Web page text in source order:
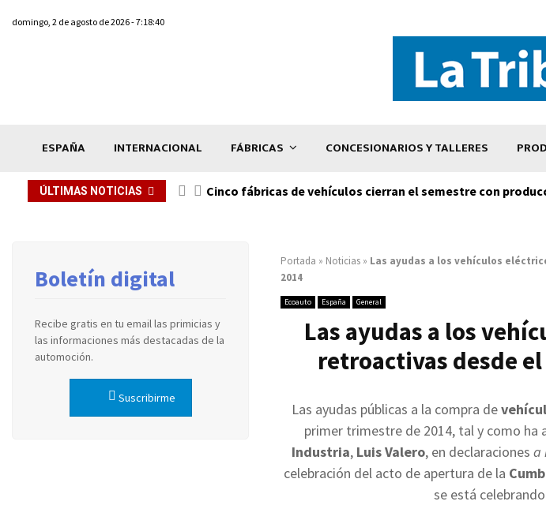
domingo, 2 de agosto de 2026 - 7:18:40
ESPAÑA INTERNACIONAL FÁBRICAS CONCESIONARIOS Y TALLERES
ÚLTIMAS NOTICIAS Cinco fábricas de vehículos cierran el semestre con
Portada » Noticias » Las ayudas a los vehículos
2014
Ecoauto España General
Las ayudas a los
retroactivas desde el
Las ayudas públicas a la compra de
primer trimestre de 2014, tal y como ha
Industria, Luis Valero, en declaraciones a
celebración del acto de apertura de la
se está
Boletín digital
Recibe gratis en tu email las primicias y
las informaciones más destacadas de la
automoción.
Suscribirme